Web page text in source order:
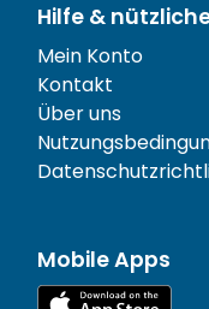
Hilfe &
Mein Konto
Kontakt
Über uns
Mobile Apps